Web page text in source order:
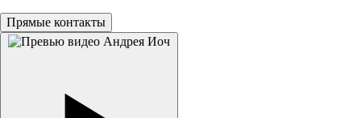
Прямые контакты